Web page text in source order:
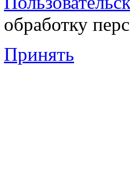
обработку
Принять